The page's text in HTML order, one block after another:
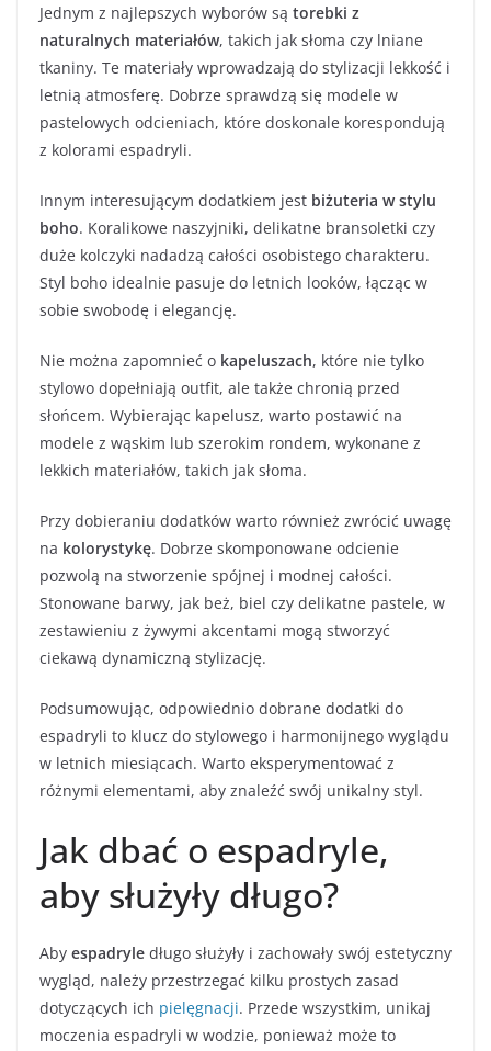
Jednym z najlepszych wyborów są torebki z
naturalnych materiałów, takich jak słoma czy lniane
tkaniny. Te materiały wprowadzają do stylizacji lekkość i
letnią atmosferę. Dobrze sprawdzą się modele w
pastelowych odcieniach, które doskonale korespondują
z kolorami espadryli.
Innym interesującym dodatkiem jest biżuteria w stylu
boho. Koralikowe naszyjniki, delikatne bransoletki czy
duże kolczyki nadadzą całości osobistego charakteru.
Styl boho idealnie pasuje do letnich looków, łącząc w
sobie swobodę i elegancję.
Nie można zapomnieć o kapeluszach, które nie tylko
stylowo dopełniają outfit, ale także chronią przed
słońcem. Wybierając kapelusz, warto postawić na
modele z wąskim lub szerokim rondem, wykonane z
lekkich materiałów, takich jak słoma.
Przy dobieraniu dodatków warto również zwrócić uwagę
na kolorystykę. Dobrze skomponowane odcienie
pozwolą na stworzenie spójnej i modnej całości.
Stonowane barwy, jak beż, biel czy delikatne pastele, w
zestawieniu z żywymi akcentami mogą stworzyć
ciekawą dynamiczną stylizację.
Podsumowując, odpowiednio dobrane dodatki do
espadryli to klucz do stylowego i harmonijnego wyglądu
w letnich miesiącach. Warto eksperymentować z
różnymi elementami, aby znaleźć swój unikalny styl.
Jak dbać o espadryle,
aby służyły długo?
Aby espadryle długo służyły i zachowały swój estetyczny
wygląd, należy przestrzegać kilku prostych zasad
dotyczących ich pielęgnacji. Przede wszystkim, unikaj
moczenia espadryli w wodzie, ponieważ może to